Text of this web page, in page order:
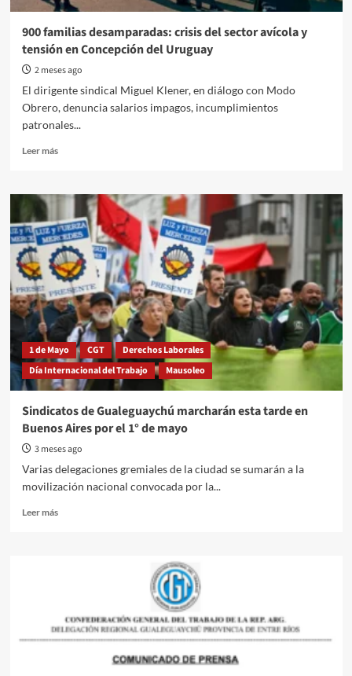
Tres
900 familias desamparadas: crisis del sector avícola y
tensión en Concepción del Uruguay
2 meses ago
El dirigente sindical Miguel Klener, en diálogo con Modo
Obrero, denuncia salarios impagos, incumplimientos
patronales...
Leer másRead
900
familias
desamparadas:
crisis
del
sector
avícola
y
tensión
en
Concepción
del
Uruguay
1 de Mayo CGT
Derechos Laborales
Día Internacional del Trabajo
Mausoleo
Sindicatos de Gualeguaychú marcharán esta tarde en
Buenos Aires por el 1° de mayo
3 meses ago
Varias delegaciones gremiales de la ciudad se sumarán a la
movilización nacional convocada por la...
Leer másRead
esta
tarde
en